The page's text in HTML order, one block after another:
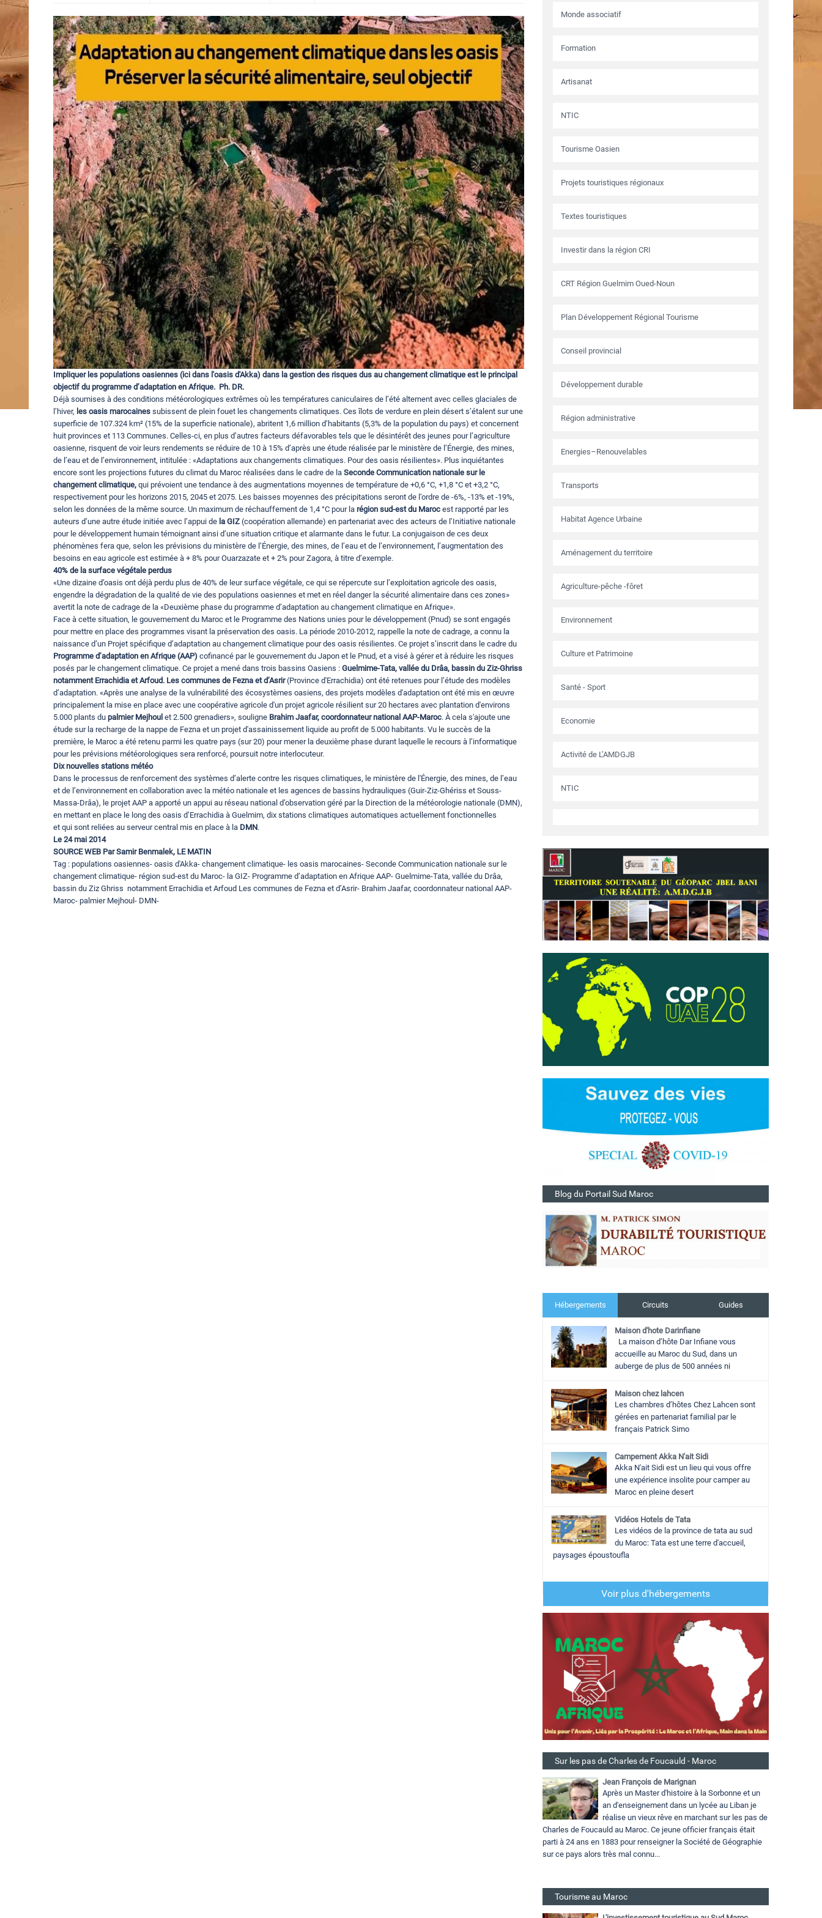
Impliquer les populations oasiennes (ici dans l'oasis d'Akka) dans la gestion des risques dus au changement climatique est le principal
objectif du programme d’adaptation en Afrique. Ph. DR.
Déjà soumises à des conditions météorologiques extrêmes où les températures caniculaires de l’été alternent avec celles glaciales de
l’hiver, les oasis marocaines subissent de plein fouet les changements climatiques. Ces îlots de verdure en plein désert s’étalent sur une
superficie de 107.324 km² (15% de la superficie nationale), abritent 1,6 million d’habitants (5,3% de la population du pays) et concernent
huit provinces et 113 Communes. Celles-ci, en plus d’autres facteurs défavorables tels que le désintérêt des jeunes pour l’agriculture
oasienne, risquent de voir leurs rendements se réduire de 10 à 15% d’après une étude réalisée par le ministère de l’Énergie, des mines,
de l’eau et de l’environnement, intitulée : «Adaptations aux changements climatiques. Pour des oasis résilientes». Plus inquiétantes
encore sont les projections futures du climat du Maroc réalisées dans le cadre de la Seconde Communication nationale sur le
changement climatique, qui prévoient une tendance à des augmentations moyennes de température de +0,6 °C, +1,8 °C et +3,2 °C,
respectivement pour les horizons 2015, 2045 et 2075. Les baisses moyennes des précipitations seront de l’ordre de -6%, -13% et -19%,
selon les données de la même source. Un maximum de réchauffement de 1,4 °C pour la région sud-est du Maroc est rapporté par les
auteurs d’une autre étude initiée avec l’appui de la GIZ (coopération allemande) en partenariat avec des acteurs de l’Initiative nationale
pour le développement humain témoignant ainsi d’une situation critique et alarmante dans le futur. La conjugaison de ces deux
phénomènes fera que, selon les prévisions du ministère de l’Énergie, des mines, de l’eau et de l’environnement, l’augmentation des
besoins en eau agricole est estimée à + 8% pour Ouarzazate et + 2% pour Zagora, à titre d’exemple.
40% de la surface végétale perdus
«Une dizaine d’oasis ont déjà perdu plus de 40% de leur surface végétale, ce qui se répercute sur l’exploitation agricole des oasis,
engendre la dégradation de la qualité de vie des populations oasiennes et met en réel danger la sécurité alimentaire dans ces zones»
avertit la note de cadrage de la «Deuxième phase du programme d’adaptation au changement climatique en Afrique».
Face à cette situation, le gouvernement du Maroc et le Programme des Nations unies pour le développement (Pnud) se sont engagés
pour mettre en place des programmes visant la préservation des oasis. La période 2010-2012, rappelle la note de cadrage, a connu la
naissance d’un Projet spécifique d’adaptation au changement climatique pour des oasis résilientes. Ce projet s’inscrit dans le cadre du
Programme d’adaptation en Afrique (AAP) cofinancé par le gouvernement du Japon et le Pnud, et a visé à gérer et à réduire les risques
posés par le changement climatique. Ce projet a mené dans trois bassins Oasiens : Guelmime-Tata, vallée du Drâa, bassin du Ziz-Ghriss
notamment Errachidia et Arfoud. Les communes de Fezna et d’Asrir(Province d'Errachidia) ont été retenues pour l’étude des modèles
d’adaptation. «Après une analyse de la vulnérabilité des écosystèmes oasiens, des projets modèles d'adaptation ont été mis en œuvre
principalement la mise en place avec une coopérative agricole d'un projet agricole résilient sur 20 hectares avec plantation d'environs
5.000 plants du palmier Mejhoul et 2.500 grenadiers», souligne Brahim Jaafar, coordonnateur national AAP-Maroc. À cela s'ajoute une
étude sur la recharge de la nappe de Fezna et un projet d'assainissement liquide au profit de 5.000 habitants. Vu le succès de la
première, le Maroc a été retenu parmi les quatre pays (sur 20) pour mener la deuxième phase durant laquelle le recours à l’informatique
pour les prévisions météorologiques sera renforcé, poursuit notre interlocuteur.
Dix nouvelles stations météo
Dans le processus de renforcement des systèmes d’alerte contre les risques climatiques, le ministère de l'Énergie, des mines, de l’eau
et de l’environnement en collaboration avec la météo nationale et les agences de bassins hydrauliques (Guir-Ziz-Ghériss et Souss-
Massa-Drâa), le projet AAP a apporté un appui au réseau national d’observation géré par la Direction de la météorologie nationale (DMN),
en mettant en place le long des oasis d’Errachidia à Guelmim, dix stations climatiques automatiques actuellement fonctionnelles
et qui sont reliées au serveur central mis en place à la DMN.
Le 24 mai 2014
SOURCE WEB Par Samir Benmalek, LE MATIN
Tag : populations oasiennes- oasis d'Akka- changement climatique- les oasis marocaines- Seconde Communication nationale sur le
changement climatique- région sud-est du Maroc- la GIZ- Programme d’adaptation en Afrique AAP- Guelmime-Tata, vallée du Drâa,
bassin du Ziz Ghriss notamment Errachidia et Arfoud Les communes de Fezna et d’Asrir- Brahim Jaafar, coordonnateur national AAP-
Maroc- palmier Mejhoul- DMN-
Monde associatif
Formation
Artisanat
NTIC
Tourisme Oasien
Projets touristiques régionaux
Textes touristiques
Investir dans la région CRI
CRT Région Guelmim Oued-Noun
Plan Développement Régional Tourisme
Conseil provincial
Développement durable
Région administrative
Energies–Renouvelables
Transports
Habitat Agence Urbaine
Aménagement du territoire
Agriculture-pêche -fôret
Environnement
Culture et Patrimoine
Santé - Sport
Economie
Activité de L’AMDGJB
NTIC
Blog du Portail Sud Maroc
Hébergements Circuits Guides
Maison d'hote Darinfiane
La maison d’hôte Dar Infiane vous
accueille au Maroc du Sud, dans un
auberge de plus de 500 années ni
Maison chez lahcen
Les chambres d’hôtes Chez Lahcen sont
gérées en partenariat familial par le
français Patrick Simo
Campement Akka N'ait Sidi
Akka N'ait Sidi est un lieu qui vous offre
une expérience insolite pour camper au
Maroc en pleine desert
Vidéos Hotels de Tata
Les vidéos de la province de tata au sud
du Maroc: Tata est une terre d'accueil,
paysages époustoufla
Voir plus d'hébergements
Sur les pas de Charles de Foucauld - Maroc
Jean François de Marignan
Après un Master d'histoire à la Sorbonne et un
an d'enseignement dans un lycée au Liban je
réalise un vieux rêve en marchant sur les pas de
Charles de Foucauld au Maroc. Ce jeune officier français était
parti à 24 ans en 1883 pour renseigner la Société de Géographie
sur ce pays alors très mal connu...
Tourisme au Maroc